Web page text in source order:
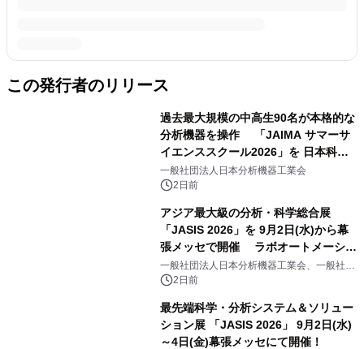
この発行者のリリース
過去最大規模の中高生90名が本格的な
分析機器を操作 「JAIMA サマーサ
イエンススクール2026」を 日本科学
未来館で開催
一般社団法人日本分析機器工業会
2日前
アジア最大級の分析・科学総合展
「JASIS 2026」を 9月2日(水)から幕
張メッセで開催 ラボオートメーショ
ン・フィジカルAI ― 研究開発を変え
る最新ソリューションなどの見どころ
一般社団法人日本分析機器工業会、一般社団
法人日本科学機器協会
2日前
最先端科学・分析システム＆ソリュー
ション展 「JASIS 2026」 9月2日(水)
～4日(金)幕張メッセにて開催！